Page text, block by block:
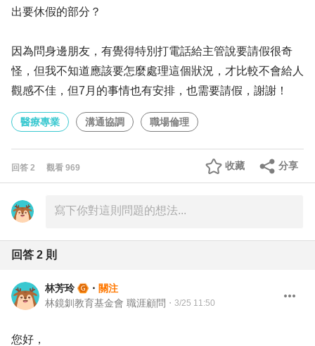
出要休假的部分？
因為問身邊朋友，有覺得特別打電話給主管說要請假很奇
怪，但我不知道應該要怎麼處理這個狀況，才比較不會給人
觀感不佳，但7月的事情也有安排，也需要請假，謝謝！
醫療專業 溝通協調 職場倫理
回答 2 觀看 969 分享
收藏
回答 2 則
林芳玲 ・ 關注
林鏡釧教育基金會 職涯顧問 ・ 3/25 11:50
您好，